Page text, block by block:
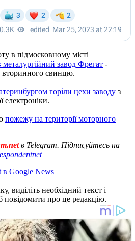
в підмосковному місті
металургійний завод Фрегат -
свинцю.
горіли цехи заводу з
електроніки.
пожежу на території моторного
в Telegram. Підписуйтесь на
в Google News
виділіть необхідний текст і
повідомити про це редакцію.